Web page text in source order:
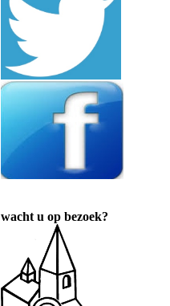
wacht u op bezoek?